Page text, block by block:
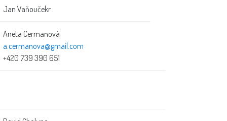
Jan Vaňoučekr
Aneta Cermanová
a.cermanova@gmail.com
+420 739 390 651